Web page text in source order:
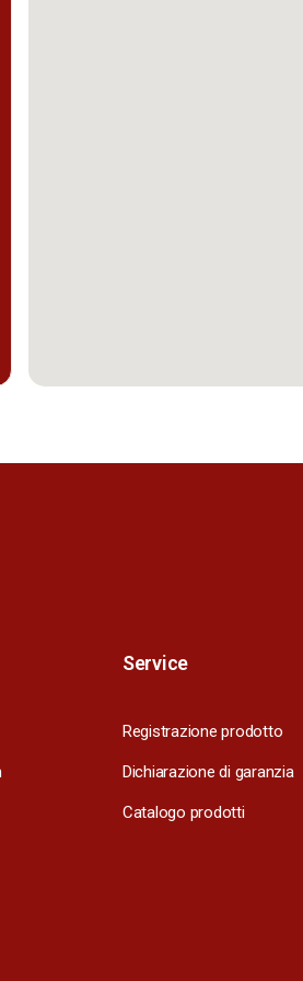
Service
Registrazione prodotto
Dichiarazione di garanzia
Catalogo prodotti